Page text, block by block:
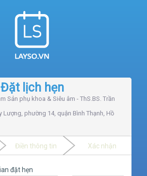
Đặt lịch hẹn
Sản phụ khoa & Siêu âm - ThS.BS. Trần
Lượng, phường 14, quận Bình Thạnh, Hồ
Điền thông tin Xác nhận
đặt hẹn